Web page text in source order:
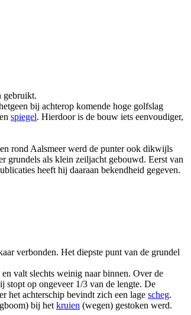
gebruikt.
bij achterop komende hoge golfslag
spiegel. Hierdoor is de bouw iets eenvoudiger,
rond Aalsmeer werd de punter ook dikwijls
grundels als klein zeiljacht gebouwd. Eerst van
heeft hij daaraan bekendheid gegeven.
verbonden. Het diepste punt van de grundel
valt slechts weinig naar binnen. Over de
stopt op ongeveer 1/3 van de lengte. De
het achterschip bevindt zich een lage scheg.
bij het kruien (wegen) gestoken werd.